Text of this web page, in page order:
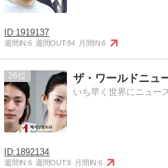
1919137
週間IN:6 週間OUT:84 月間IN:6
26 ザ・ワールドニュ
いち早く世界にニュー
1892134
週間IN:6 週間OUT:9 月間IN:6